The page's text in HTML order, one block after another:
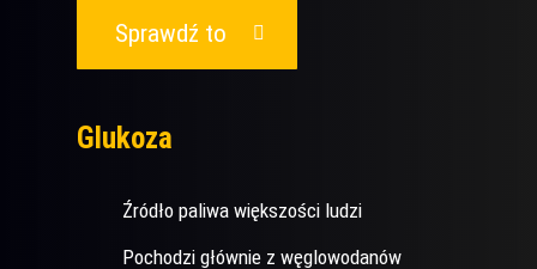
Sprawdź to
Glukoza
Źródło paliwa większości ludzi
Pochodzi głównie z węglowodanów